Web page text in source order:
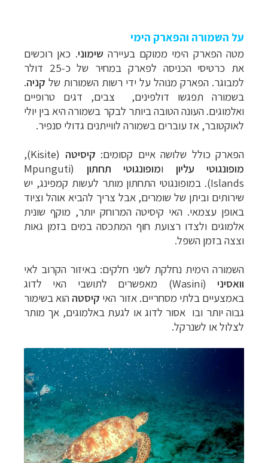
על השמורה והפארק הימי
מטה הפארק הימי ממוקם בעיירה שימוני. כאן רוכשים
את כרטיסי הכניסה לפארק במחיר של כ-25 דולר
למבוגר. הפארק מנוהל על ידי רשות השמורות של קניה.
בשמורה תפגשו דולפינים, צבים, דגים טרופיים
ואלמוגים. העונה הטובה ביותר לבקר בשמורה היא בין יולי
לאוקטובר, אז עוברים בשמורה לווייתנים גדולי סנפיר.
הפארק כולל שלושה איים קסומים: קיסיטה (
Kisite
),
מופונגוטי עליון ומופונגוטי תחתון (
Mpunguti
Islands). במופונגוטי התחתון מותר לעשות קמפינג, יש
שירותים וביתן של שומרים, אבל צריך להביא אוהל וציוד
באופן עצמאי. האי קיסיטה המרוחק יותר, מוקף שונית
אלמוגים ולצדו רצועת חוף המתכסה במים בזמן גאות
וצצה בזמן השפל.
השמורה הימית נחלקת לשני חלקים: באיזור הקרוב לאי
וואסיני(
Wasini) מאפשרים לתושבי האי לדוג
באמצעיים בלתי מסחריים. אזור האי קיסטה הוא בשימור
גבוה יותר ובו אסור לדוג או לגעת באלמוגים, אך מותר
לצלול או לשנרקל.